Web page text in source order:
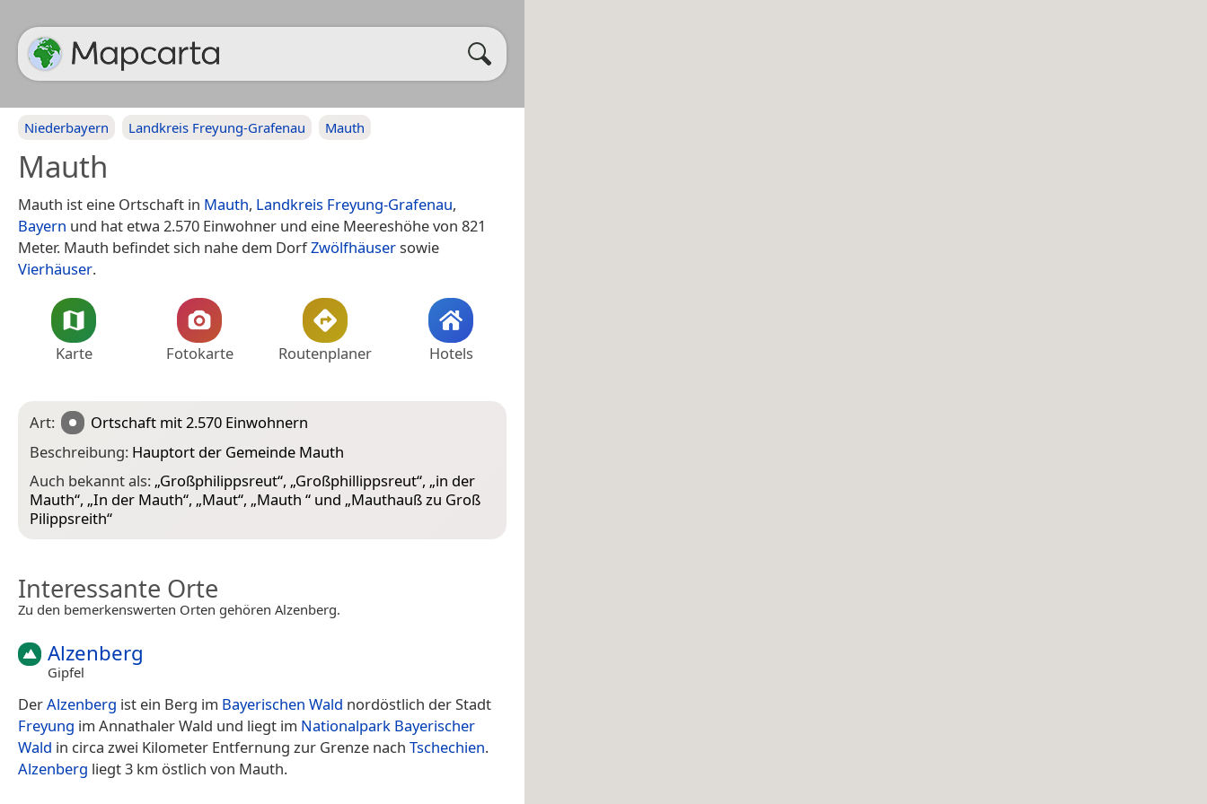
Niederbayern Landkreis Freyung-Grafenau Mauth
Mauth
Mauth ist eine Ortschaft in Mauth, Landkreis Freyung-Grafenau,
Bayern und hat etwa 2.570 Einwohner und eine Meereshöhe von 821
Meter. Mauth befindet sich nahe dem DorfZwölfhäusersowie
Vierhäuser.
Karte Fotokarte Routenplaner Hotels
Art: Ortschaft mit 2.570 Einwohnern
Beschreibung: Hauptort der Gemeinde Mauth
Auch bekannt als: „Großphilippsreut“, „Großphillippsreut“, „in der
Mauth“, „In der Mauth“, „Maut“, „Mauth “ und „Mauthauß zu Groß
Pilippsreith“
Interessante Orte
Zu den bemerkenswerten Orten gehören Alzenberg.
Alzenberg
Gipfel
DerAlzenberg ist ein Berg im Bayerischen Wald nordöstlich der Stadt
Freyung im Annathaler Wald und liegt im Nationalpark Bayerischer
Wald in circa zwei Kilometer Entfernung zur Grenze nach Tschechien.
Alzenberg liegt 3 km östlich von Mauth.